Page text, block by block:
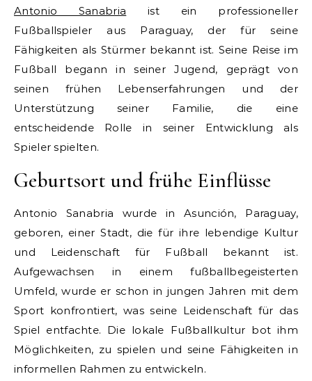
Antonio Sanabria ist ein professioneller
Fußballspieler aus Paraguay, der für seine
Fähigkeiten als Stürmer bekannt ist. Seine Reise im
Fußball begann in seiner Jugend, geprägt von
seinen frühen Lebenserfahrungen und der
Unterstützung seiner Familie, die eine
entscheidende Rolle in seiner Entwicklung als
Spieler spielten.
Geburtsort und frühe Einflüsse
Antonio Sanabria wurde in Asunción, Paraguay,
geboren, einer Stadt, die für ihre lebendige Kultur
und Leidenschaft für Fußball bekannt ist.
Aufgewachsen in einem fußballbegeisterten
Umfeld, wurde er schon in jungen Jahren mit dem
Sport konfrontiert, was seine Leidenschaft für das
Spiel entfachte. Die lokale Fußballkultur bot ihm
Möglichkeiten, zu spielen und seine Fähigkeiten in
informellen Rahmen zu entwickeln.